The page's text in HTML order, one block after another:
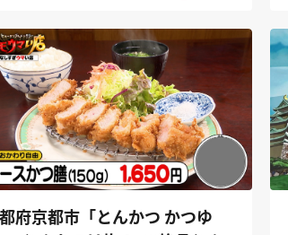
府京都市「とんかつ かつゆ